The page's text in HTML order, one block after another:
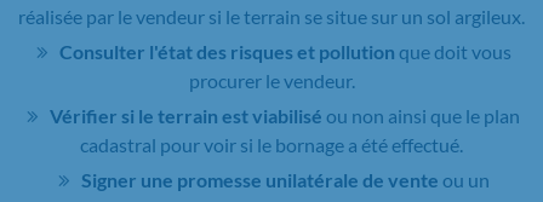
réalisée par le vendeur si le terrain se situe sur un sol argileux.
Consulter l'état des risques et pollution que doit vous
procurer le vendeur.
Vérifier si le terrain est viabilisé ou non ainsi que le plan
cadastral pour voir si le bornage a été effectué.
Signer une promesse unilatérale de vente ou un